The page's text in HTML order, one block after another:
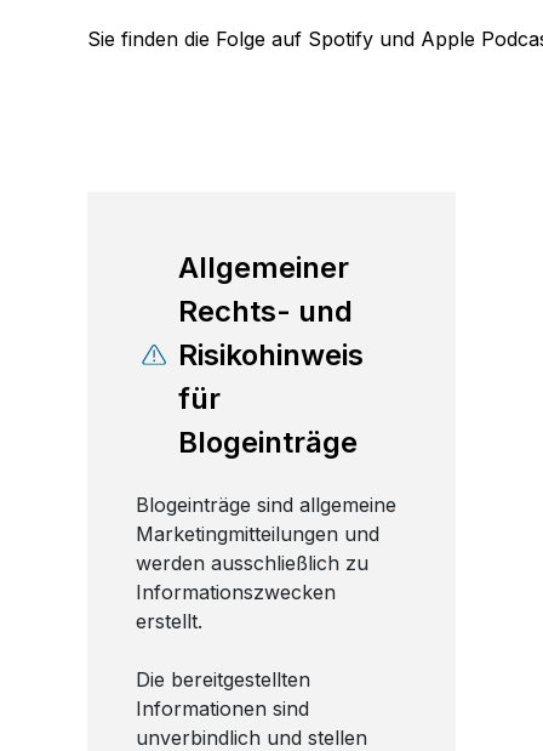
Sie finden die Folge auf Spotify und Apple
Allgemeiner
Rechts- und
Risikohinweis
für
Blogeinträge
Blogeinträge sind allgemeine
Marketingmitteilungen und
werden ausschließlich zu
Informationszwecken
erstellt.
Die bereitgestellten
Informationen sind
unverbindlich und stellen